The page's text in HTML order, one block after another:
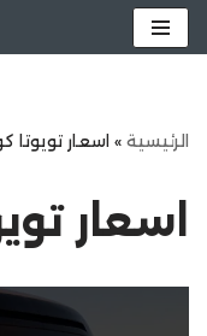
الرئيسية » اسعار تويوتا
اسعار